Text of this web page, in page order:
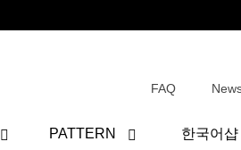
FAQ
PATTERN 한국어샵